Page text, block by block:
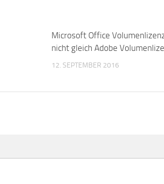
Microsoft Office
nicht gleich Adobe
12. SEPTEMBER 2016